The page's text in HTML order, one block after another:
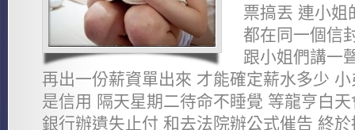
票搞丟 連小姐
都在同一個信
跟小姐們講一
再出一份薪資單出來 才能確定薪水多少
是信用 隔天星期二待命不睡覺 等龍亨白
銀行辦遺失止付 和去法院辦公式催告 終